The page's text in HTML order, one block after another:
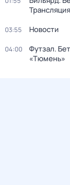
03:55 Новости
04:00
Футзал.
«Тюмень»